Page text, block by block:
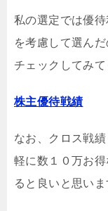
私の選定では優
を考慮して選ん
チェックしてみて
株主優待戦績
なお、クロス戦
軽に数１０万お
ると良いと思いま